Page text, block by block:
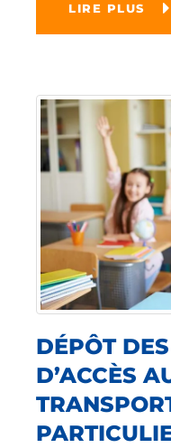
LIRE PLUS
DÉPÔT
D’ACCÈS